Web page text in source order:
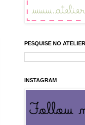
PESQUISE NO
INSTAGRAM